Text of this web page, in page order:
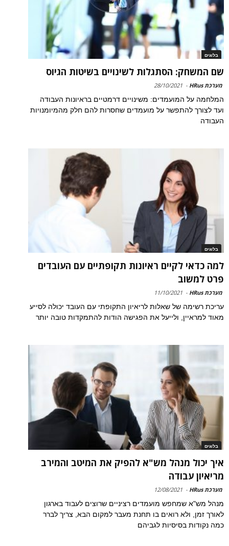
בלוגים
שם המשחק: הסתגלות לשינויים בשיטות הגיוס
מערכת HRus -
28/10/2021
המלחמה על המועמדים: משינויים דרמטיים בראיונות העבודה
ועד לצורך להתפשר על מועמדים שחסרות להם חלק מהמיומנויות
העבודה
בלוגים
למה כדאי לקיים ראיונות תקופתיים עם העובדים
פרט למשוב
מערכת HRus -
11/10/2021
עריכת רשימה של שאלות לריאיון התקופתי עם העובד יכולה לסייע
מאוד למראיין, ולייעל את הפגישה הודות להתמקדות טובה יותר
בלוגים
איך יכול מנהל מש"א להפיק את המיטב והמירב
מריאיון עבודה
מערכת HRus -
12/08/2021
מנהל מש"א שמחפש מועמדים רציניים שרוצים לעבוד בארגון
לאורך זמן, ולא רואים בו תחנת מעבר למקום הבא, צריך לברר
כמה נקודות בסיסיות לגביהם